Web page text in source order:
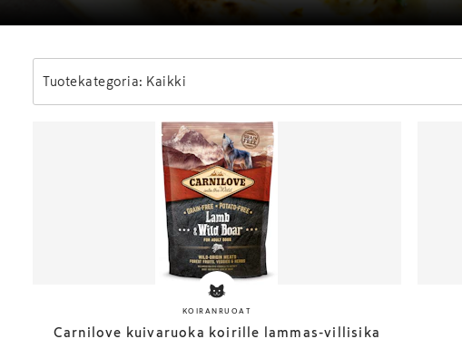
Tuotekategoria: Kaikki
KOIRANRUOAT
Carnilove kuivaruoka koirille lammas-villisika